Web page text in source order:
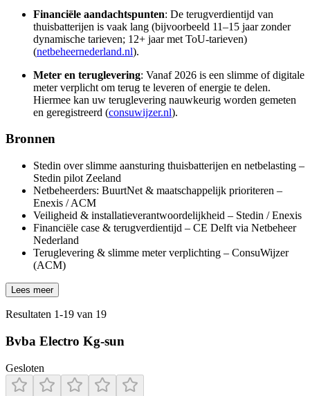
Financiële aandachtspunten: De terugverdientijd van
thuisbatterijen is vaak lang (bijvoorbeeld 11–15 jaar zonder
dynamische tarieven; 12+ jaar met ToU-tarieven)
(netbeheernederland.nl).
Meter en teruglevering: Vanaf 2026 is een slimme of digitale
meter verplicht om terug te leveren of energie te delen.
Hiermee kan uw teruglevering nauwkeurig worden gemeten
en geregistreerd (consuwijzer.nl).
Bronnen
Stedin over slimme aansturing thuisbatterijen en netbelasting –
Stedin pilot Zeeland
Netbeheerders: BuurtNet & maatschappelijk prioriteren –
Enexis / ACM
Veiligheid & installatieverantwoordelijkheid – Stedin / Enexis
Financiële case & terugverdientijd – CE Delft via Netbeheer
Nederland
Teruglevering & slimme meter verplichting – ConsuWijzer
(ACM)
Lees meer
Resultaten 1-19 van 19
Bvba Electro Kg-sun
Gesloten